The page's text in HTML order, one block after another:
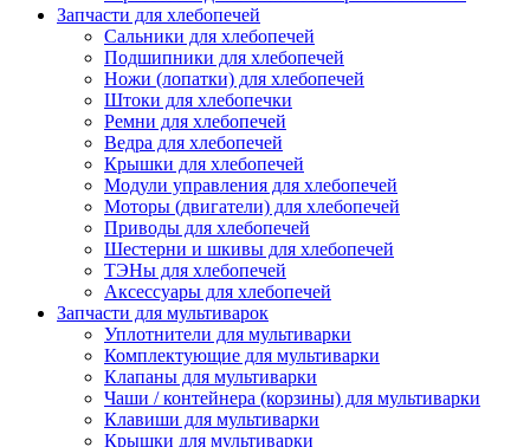
Запчасти для хлебопечей
Сальники для хлебопечей
Подшипники для хлебопечей
Ножи (лопатки) для хлебопечей
Штоки для хлебопечки
Ремни для хлебопечей
Ведра для хлебопечей
Крышки для хлебопечей
Модули управления для хлебопечей
Моторы (двигатели) для хлебопечей
Приводы для хлебопечей
Шестерни и шкивы для хлебопечей
ТЭНы для хлебопечей
Аксессуары для хлебопечей
Запчасти для мультиварок
Уплотнители для мультиварки
Комплектующие для мультиварки
Клапаны для мультиварки
Чаши / контейнера (корзины) для мультиварки
Клавиши для мультиварки
Крышки для мультиварки